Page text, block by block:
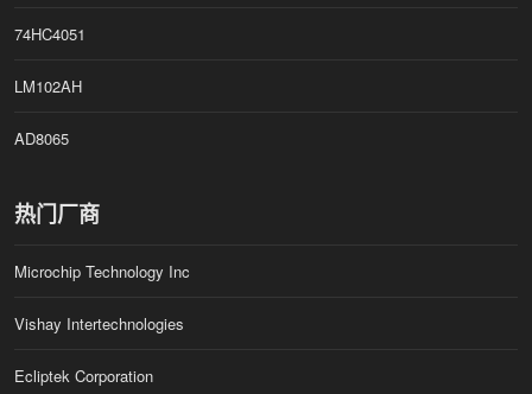
74HC4051
LM102AH
AD8065
热门厂商
Microchip Technology Inc
Vishay Intertechnologies
Ecliptek Corporation